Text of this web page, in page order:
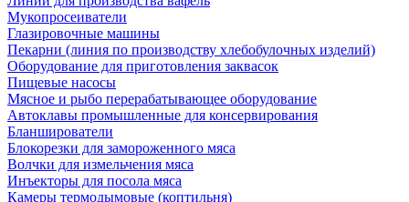
Мукопросеиватели
Глазировочные машины
Пекарни (линия по производству хлебобулочных изделий)
Оборудование для приготовления заквасок
Пищевые насосы
Мясное и рыбо перерабатывающее оборудование
Автоклавы промышленные для консервирования
Бланширователи
Блокорезки для замороженного мяса
Волчки для измельчения мяса
Инъекторы для посола мяса
Камеры термодымовые (коптильня)